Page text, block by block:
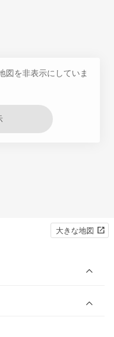
図を非表示にしていま
大きな地図